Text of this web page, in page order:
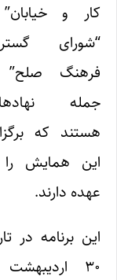
کار و
“شورای
فرهنگ صلح”
جمله
هستند که
این همایش را
عهده دارند.
این برنامه در
۳۰